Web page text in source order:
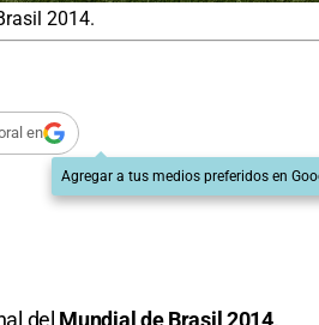
2014.
en
Agregar a tus medios preferidos en